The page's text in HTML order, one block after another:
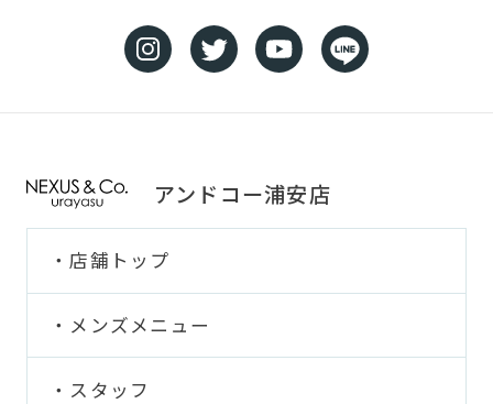
アンドコー浦安店
店舗トップ
メンズメニュー
スタッフ